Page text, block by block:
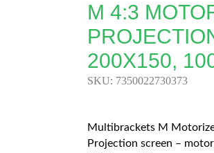
M 4:3
200X150,
SKU: 7350022730373
Multibrackets M
Projection screen –